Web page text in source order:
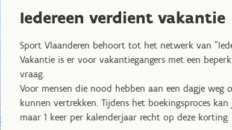
Iedereen verdient vakantie
Sport Vlaanderen behoort tot het netwerk van
Vakantie is er voor vakantiegangers met een
vraag.
Voor mensen die nood hebben aan een dagje
kunnen vertrekken. Tijdens het boekingsproces
maar 1 keer per kalenderjaar recht op deze korting.